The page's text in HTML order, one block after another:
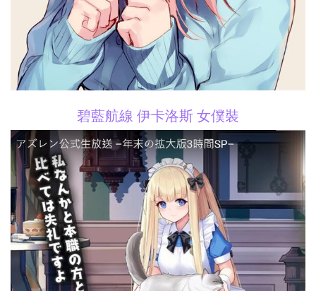
碧藍航線 伊卡洛斯 女僕裝